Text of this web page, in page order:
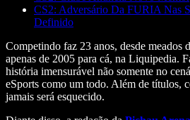
CS2: Adversário Da FURIA Nas
Definido
Competindo faz 23 anos, desde meados
apenas de 2005 para cá, na Liquipedia.
história imensurável não somente no
eSports como um todo. Além de títulos,
jamais será esquecido.